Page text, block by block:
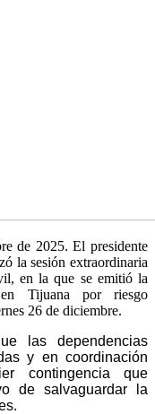
de 2025. El presidente
la sesión extraordinaria
en la que se emitió la
Tijuana por riesgo
26 de diciembre.
las dependencias
y en coordinación
contingencia que
de salvaguardar la